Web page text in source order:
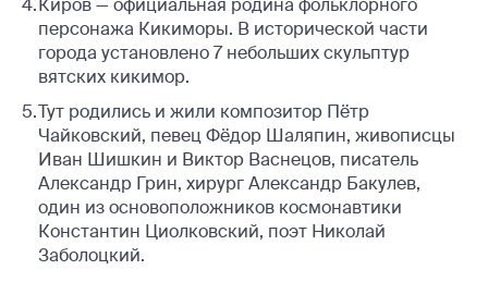
Киров — официальная родина фольклорного
персонажа Кикиморы. В исторической части
города установлено 7 небольших скульптур
вятских кикимор.
Тут родились и жили композитор Пётр
Чайковский, певец Фёдор Шаляпин, живописцы
Иван Шишкин и Виктор Васнецов, писатель
Александр Грин, хирург Александр Бакулев,
один из основоположников космонавтики
Константин Циолковский, поэт Николай
Заболоцкий.